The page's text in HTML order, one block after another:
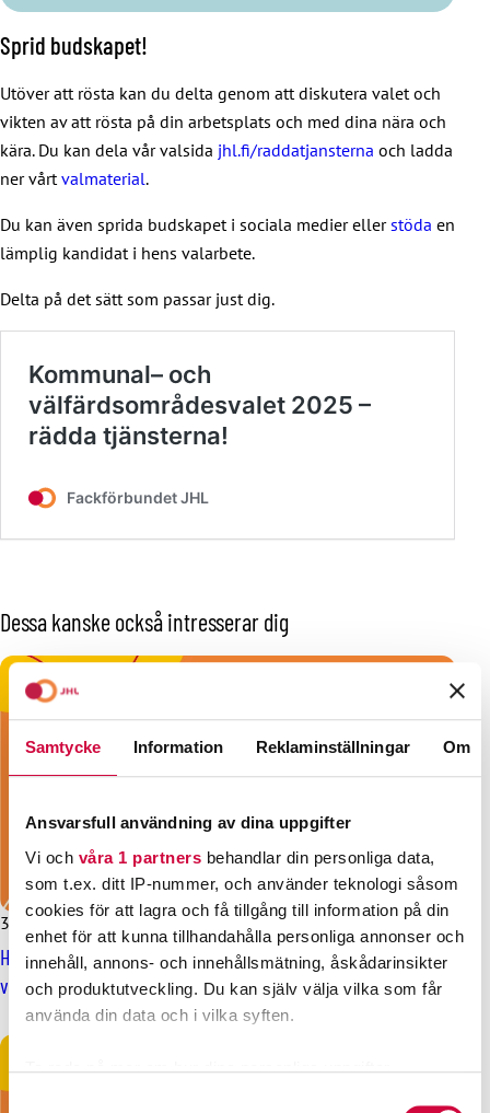
Samtycke Information Reklaminställningar Om
Ansvarsfull användning av dina uppgifter
Vi och våra 1 partners behandlar din personliga data,
som t.ex. ditt IP-nummer, och använder teknologi såsom
cookies för att lagra och få tillgång till information på din
enhet för att kunna tillhandahålla personliga annonser och
innehåll, annons- och innehållsmätning, åskådarinsikter
och produktutveckling. Du kan själv välja vilka som får
använda din data och i vilka syften.
Ta reda på mer om hur dina personliga uppgifter
Sprid budskapet!
Utöver att rösta kan du delta genom att diskutera valet och
vikten av att rösta på din arbetsplats och med dina nära och
kära. Du kan dela vår valsida jhl.fi/raddatjansterna och ladda
ner vårt valmaterial.
Du kan även sprida budskapet i sociala medier eller stöda en
lämplig kandidat i hens valarbete.
Delta på det sätt som passar just dig.
Dessa kanske också intresserar dig
3.3.2025Nyheter
Hitta din kandidat i FFC:s valgallerier – organisationens
valdebatt leds av Mari Keturi från JHL